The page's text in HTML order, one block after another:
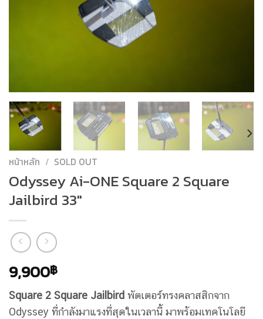
หน้าหลัก / SOLD OUT
Odyssey Ai-ONE Square 2 Square
Jailbird 33″
9,900฿
Square 2 Square Jailbird พัตเตอร์ทรงคลาสสิกจาก
Odyssey ที่กำลังมาแรงที่สุดในเวลานี้ มาพร้อมเทคโนโลยี